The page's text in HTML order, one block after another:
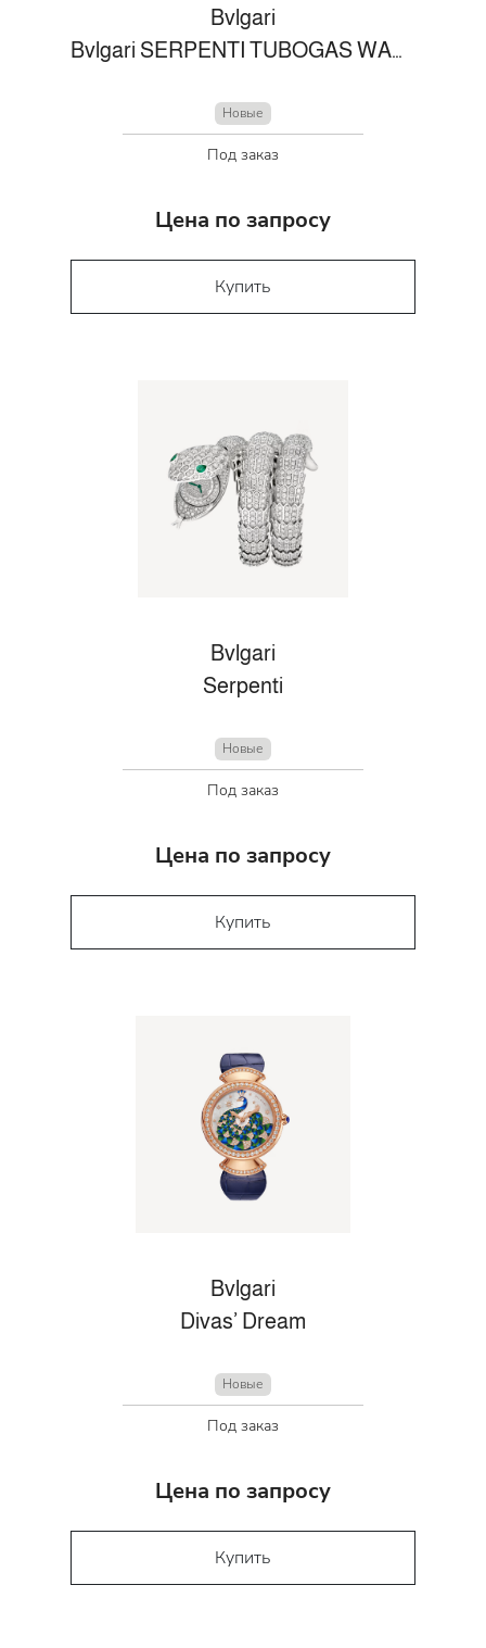
Bvlgari
Bvlgari SERPENTI TUBOGAS WATCH
Новые
Под заказ
Цена по запросу
Купить
Bvlgari
Serpenti
Новые
Под заказ
Цена по запросу
Купить
Bvlgari
Divas’ Dream
Новые
Под заказ
Цена по запросу
Купить